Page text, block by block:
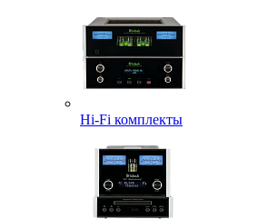
Hi-Fi комплекты